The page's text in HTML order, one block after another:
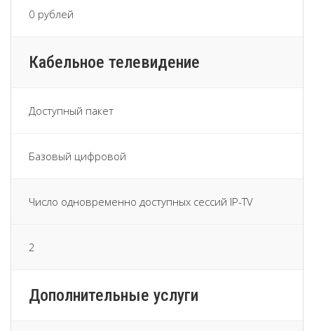
0 рублей
Кабельное телевидение
Доступный пакет
Базовый цифровой
Число одновременно доступных сессий IP-TV
2
Дополнительные услуги